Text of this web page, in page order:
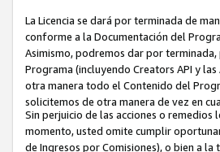
La Licencia se dará por terminada de
conforme a la Documentación del
Asimismo, podremos dar por
Programa (incluyendo Creators API y
otra manera todo el Contenido del
solicitemos de otra manera de vez en
Sin perjuicio de las acciones o remedios
momento, usted omite cumplir
de Ingresos por Comisiones), o bien a